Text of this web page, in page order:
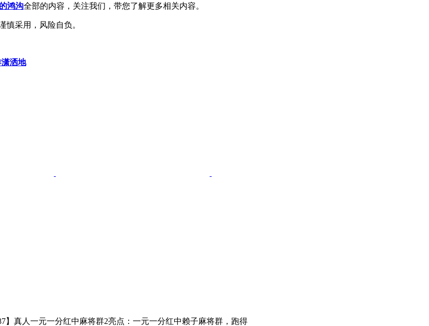
鸿沟全部的内容，关注我们，带您了解更多相关内容。
慎采用，风险自负。
洒地
】真人一元一分红中麻将群2亮点：一元一分红中赖子麻将群，跑得